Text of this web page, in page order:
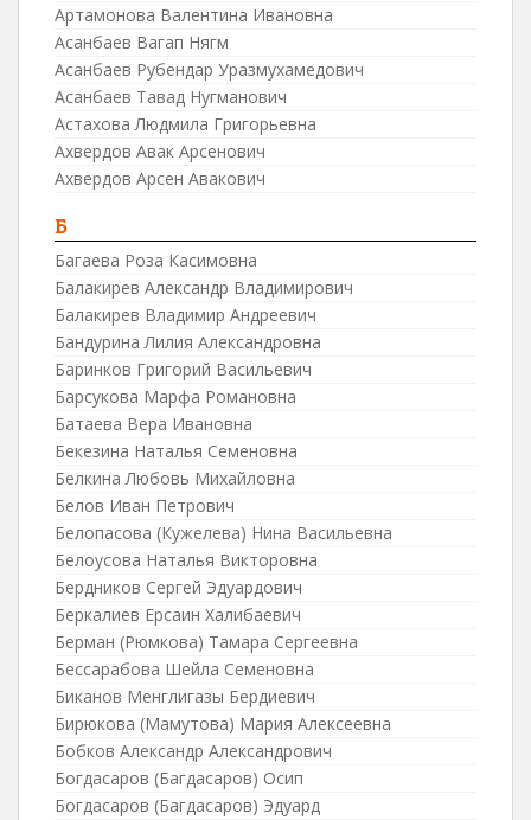
Артамонова Валентина Ивановна
Асанбаев Вагап Нягм
Асанбаев Рубендар Уразмухамедович
Асанбаев Тавад Нугманович
Астахова Людмила Григорьевна
Ахвердов Авак Арсенович
Ахвердов Арсен Авакович
Б
Багаева Роза Касимовна
Балакирев Александр Владимирович
Балакирев Владимир Андреевич
Бандурина Лилия Александровна
Баринков Григорий Васильевич
Барсукова Марфа Романовна
Батаева Вера Ивановна
Бекезина Наталья Семеновна
Белкина Любовь Михайловна
Белов Иван Петрович
Белопасова (Кужелева) Нина Васильевна
Белоусова Наталья Викторовна
Бердников Сергей Эдуардович
Беркалиев Ерсаин Халибаевич
Берман (Рюмкова) Тамара Сергеевна
Бессарабова Шейла Семеновна
Биканов Менглигазы Бердиевич
Бирюкова (Мамутова) Мария Алексеевна
Бобков Александр Александрович
Богдасаров (Багдасаров) Осип
Богдасаров (Багдасаров) Эдуард